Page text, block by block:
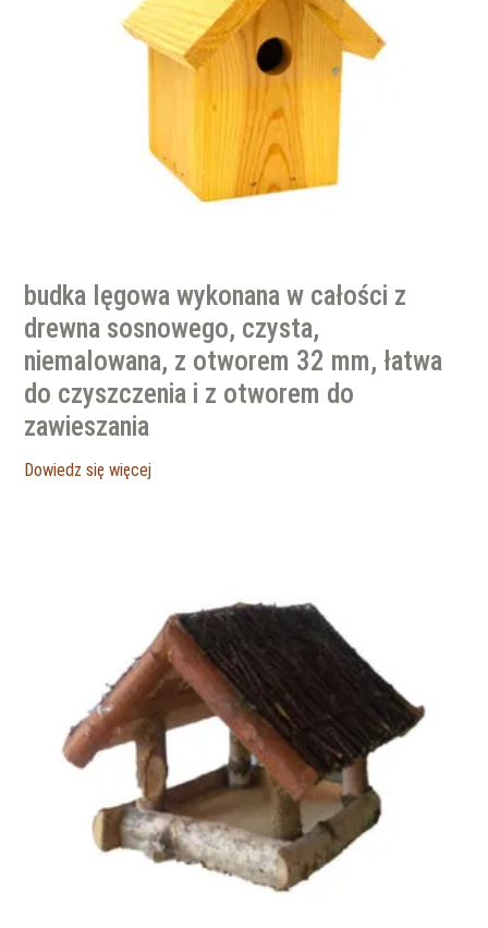
budka lęgowa wykonana w całości z
drewna sosnowego, czysta,
niemalowana, z otworem 32 mm, łatwa
do czyszczenia i z otworem do
zawieszania
Dowiedz się więcej